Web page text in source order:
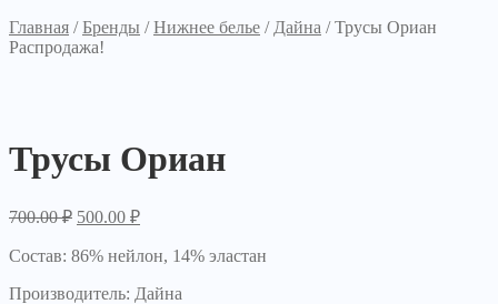
Главная /Бренды /Нижнее белье / Дайна /Трусы Ориан
Распродажа!
Трусы Ориан
700.00₽ 500.00 ₽
Состав: 86% нейлон, 14% эластан
Производитель: Дайна